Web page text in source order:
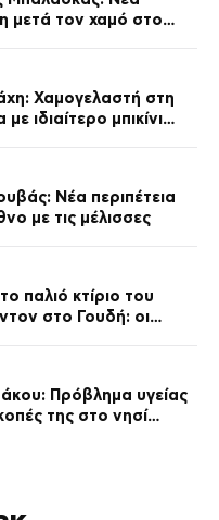
μετά τον χαμό στο
Χαμογελαστή στη
ιδιαίτερο μπικίνι
Νέα περιπέτεια
με τις μέλισσες
παλιό κτίριο του
στο Γουδή: οι
και σοβαρών
Πρόβλημα υγείας
της στο νησί